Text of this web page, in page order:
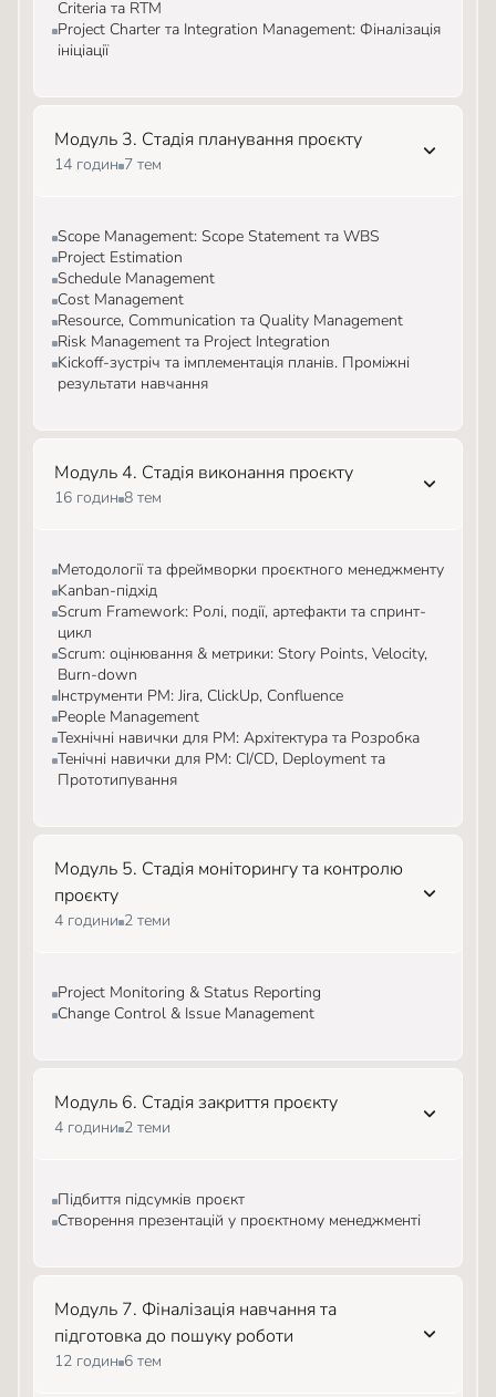
Criteria та RTM
Project Charter та Integration Management: Фіналізація
ініціації
Модуль 3. Стадія планування проєкту
14 годин 7 тем
Scope Management: Scope Statement та WBS
Project Estimation
Schedule Management
Cost Management
Resource, Communication та Quality Management
Risk Management та Project Integration
Kickoff-зустріч та імплементація планів. Проміжні
результати навчання
Модуль 4. Стадія виконання проєкту
16 годин 8 тем
Методології та фреймворки проєктного менеджменту
Kanban-підхід
Scrum Framework: Ролі, події, артефакти та спринт-
цикл
Scrum: оцінювання & метрики: Story Points, Velocity,
Burn-down
Інструменти PM: Jira, ClickUp, Confluence
People Management
Технічні навички для PM: Архітектура та Розробка
Тенічні навички для PM: CI/CD, Deployment та
Прототипування
Модуль 5. Стадія моніторингу та контролю
проєкту
4 години 2 теми
Project Monitoring & Status Reporting
Change Control & Issue Management
Модуль 6. Стадія закриття проєкту
4 години 2 теми
Підбиття підсумків проєкт
Створення презентацій у проєктному менеджменті
Модуль 7. Фіналізація навчання та
підготовка до пошуку роботи
12 годин 6 тем